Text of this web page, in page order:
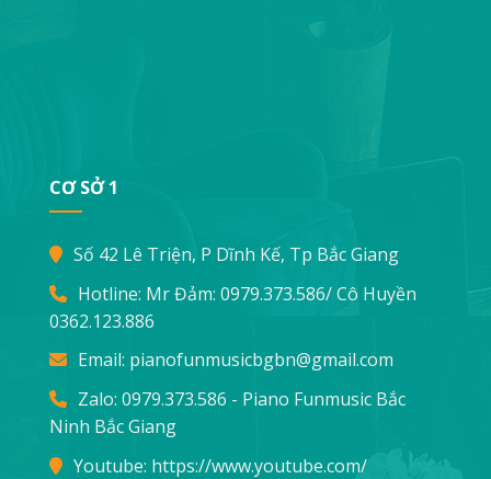
CƠ SỞ 1
Số 42 Lê Triện, P Dĩnh Kế, Tp Bắc Giang
Hotline: Mr Đảm: 0979.373.586/ Cô Huyền
0362.123.886
Email: pianofunmusicbgbn@gmail.com
Zalo: 0979.373.586 - Piano Funmusic Bắc
Ninh Bắc Giang
Youtube: https://www.youtube.com/